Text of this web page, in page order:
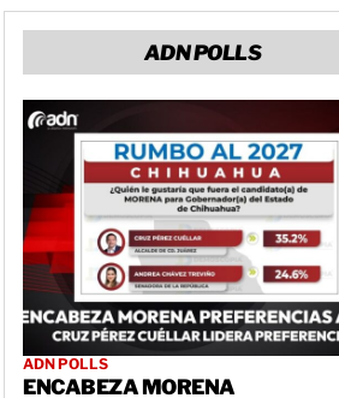
ADN POLLS
ADN POLLS
ENCABEZA MORENA